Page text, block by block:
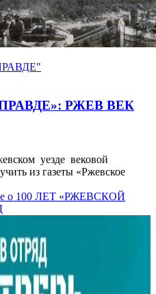
РЖЕВ ВЕК
уезде вековой
из газеты «Ржевское
о 100 ЛЕТ «РЖЕВСКОЙ